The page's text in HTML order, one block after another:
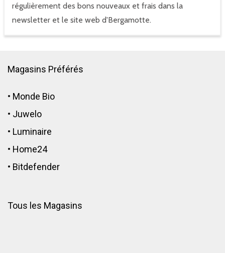
régulièrement des bons nouveaux et frais dans la
newsletter et le site web d'Bergamotte.
Magasins Préférés
• Monde Bio
• Juwelo
• Luminaire
• Home24
• Bitdefender
Tous les Magasins